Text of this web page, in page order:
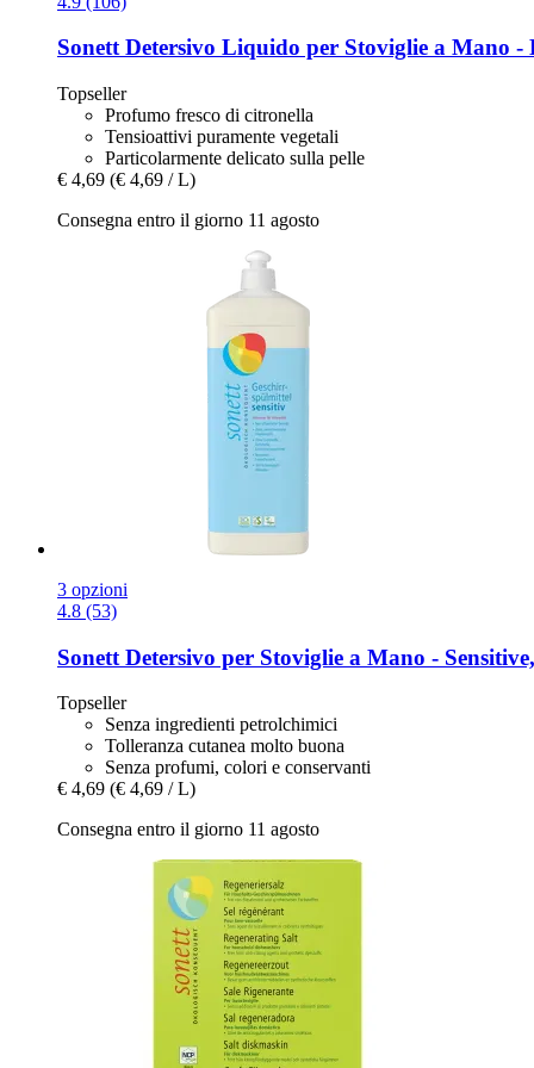
SonettDetersivo Liquido per Stoviglie a Mano -​
Topseller
Profumo fresco di citronella
Tensioattivi puramente vegetali
Particolarmente delicato sulla pelle
€ 4,69 (€ 4,69 / L)
Consegna entro il giorno 11 agosto
3 opzioni
4.8 (53)
Sonett Detersivo per Stoviglie a Mano -​
Topseller
Senza ingredienti petrolchimici
Tolleranza cutanea molto buona
Senza profumi, colori e conservanti
€ 4,69 (€ 4,69 / L)
Consegna entro il giorno 11 agosto